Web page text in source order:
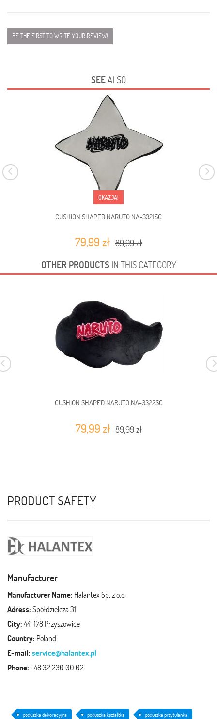
BE THE FIRST TO WRITE YOUR REVIEW!
SEEALSO
OKAZJA!
CUSHION SHAPED NARUTO NA-3321SC
79,99 zł 89,99 zł
OTHER PRODUCTS IN THIS CATEGORY
CUSHION SHAPED NARUTO NA-3322SC
79,99 zł 89,99 zł
PRODUCT SAFETY
Manufacturer
Manufacturer Name: Halantex Sp. z o.o.
Adress:Spółdzielcza 31
City:44-178 Przyszowice
Country: Poland
E-mail:service@halantex.pl
Phone:+48 32 230 00 02
poduszka dekoracyjna poduszka kształtka
poduszka przytulanka